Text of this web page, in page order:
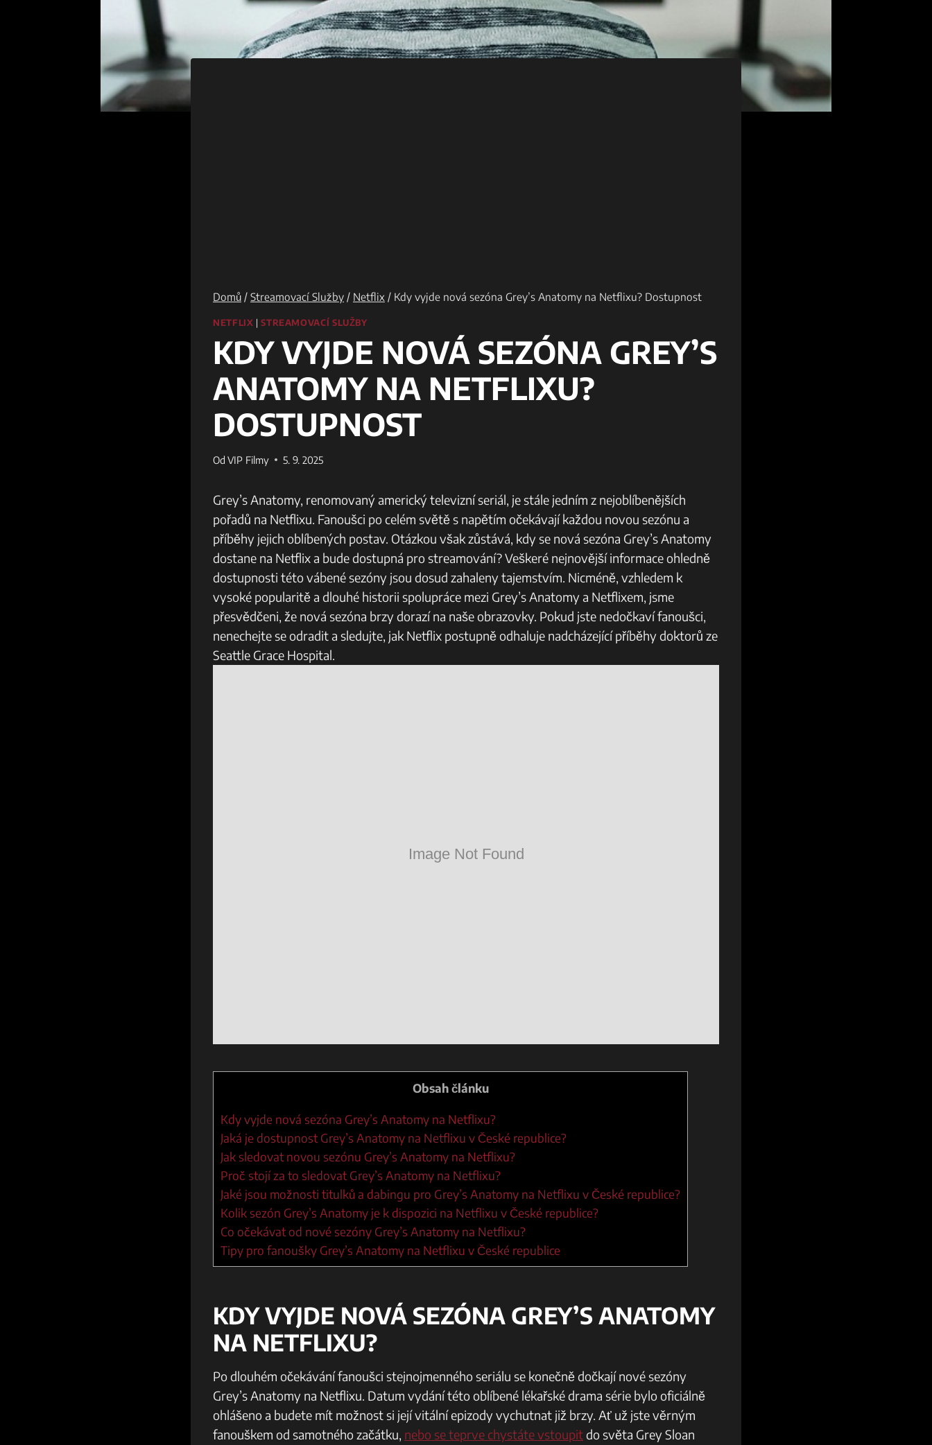
Domů / Streamovací Služby / Netflix / Kdy vyjde nová sezóna Grey’s Anatomy na Netflixu? Dostupnost
NETFLIX |STREAMOVACÍ SLUŽBY
KDY VYJDE NOVÁ SEZÓNA GREY’S
ANATOMY NA NETFLIXU?
DOSTUPNOST
Od VIP Filmy 5. 9. 2025
Grey’s Anatomy, renomovaný americký televizní seriál, je stále jedním z nejoblíbenějších
pořadů na Netflixu. Fanoušci po celém světě s napětím očekávají každou novou sezónu a
příběhy jejich oblíbených postav. Otázkou však zůstává, kdy se nová sezóna Grey’s Anatomy
dostane na Netflix a bude dostupná pro streamování? Veškeré nejnovější informace ohledně
dostupnosti této vábené sezóny jsou dosud zahaleny tajemstvím. Nicméně, vzhledem k
vysoké popularitě a dlouhé historii spolupráce mezi Grey’s Anatomy a Netflixem, jsme
přesvědčeni, že nová sezóna brzy dorazí na naše obrazovky. Pokud jste nedočkaví fanoušci,
nenechejte se odradit a sledujte, jak Netflix postupně odhaluje nadcházející příběhy doktorů ze
Seattle Grace Hospital.
Obsah článku
Kdy vyjde nová sezóna Grey’s Anatomy na Netflixu?
Jaká je dostupnost Grey’s Anatomy na Netflixu v České republice?
Jak sledovat novou sezónu Grey’s Anatomy na Netflixu?
Proč stojí za to sledovat Grey’s Anatomy na Netflixu?
Jaké jsou možnosti titulků a dabingu pro Grey’s Anatomy na Netflixu v České republice?
Kolik sezón Grey’s Anatomy je k dispozici na Netflixu v České republice?
Co očekávat od nové sezóny Grey’s Anatomy na Netflixu?
Tipy pro fanoušky Grey’s Anatomy na Netflixu v České republice
KDY VYJDE NOVÁ SEZÓNA GREY’S ANATOMY
NA NETFLIXU?
Po dlouhém očekávání fanoušci stejnojmenného seriálu se konečně dočkají nové sezóny
Grey’s Anatomy na Netflixu. Datum vydání této oblíbené lékařské drama série bylo oficiálně
ohlášeno a budete mít možnost si její vitální epizody vychutnat již brzy. Ať už jste věrným
fanouškem od samotného začátku, nebo se teprve chystáte vstoupitdo světa Grey Sloan